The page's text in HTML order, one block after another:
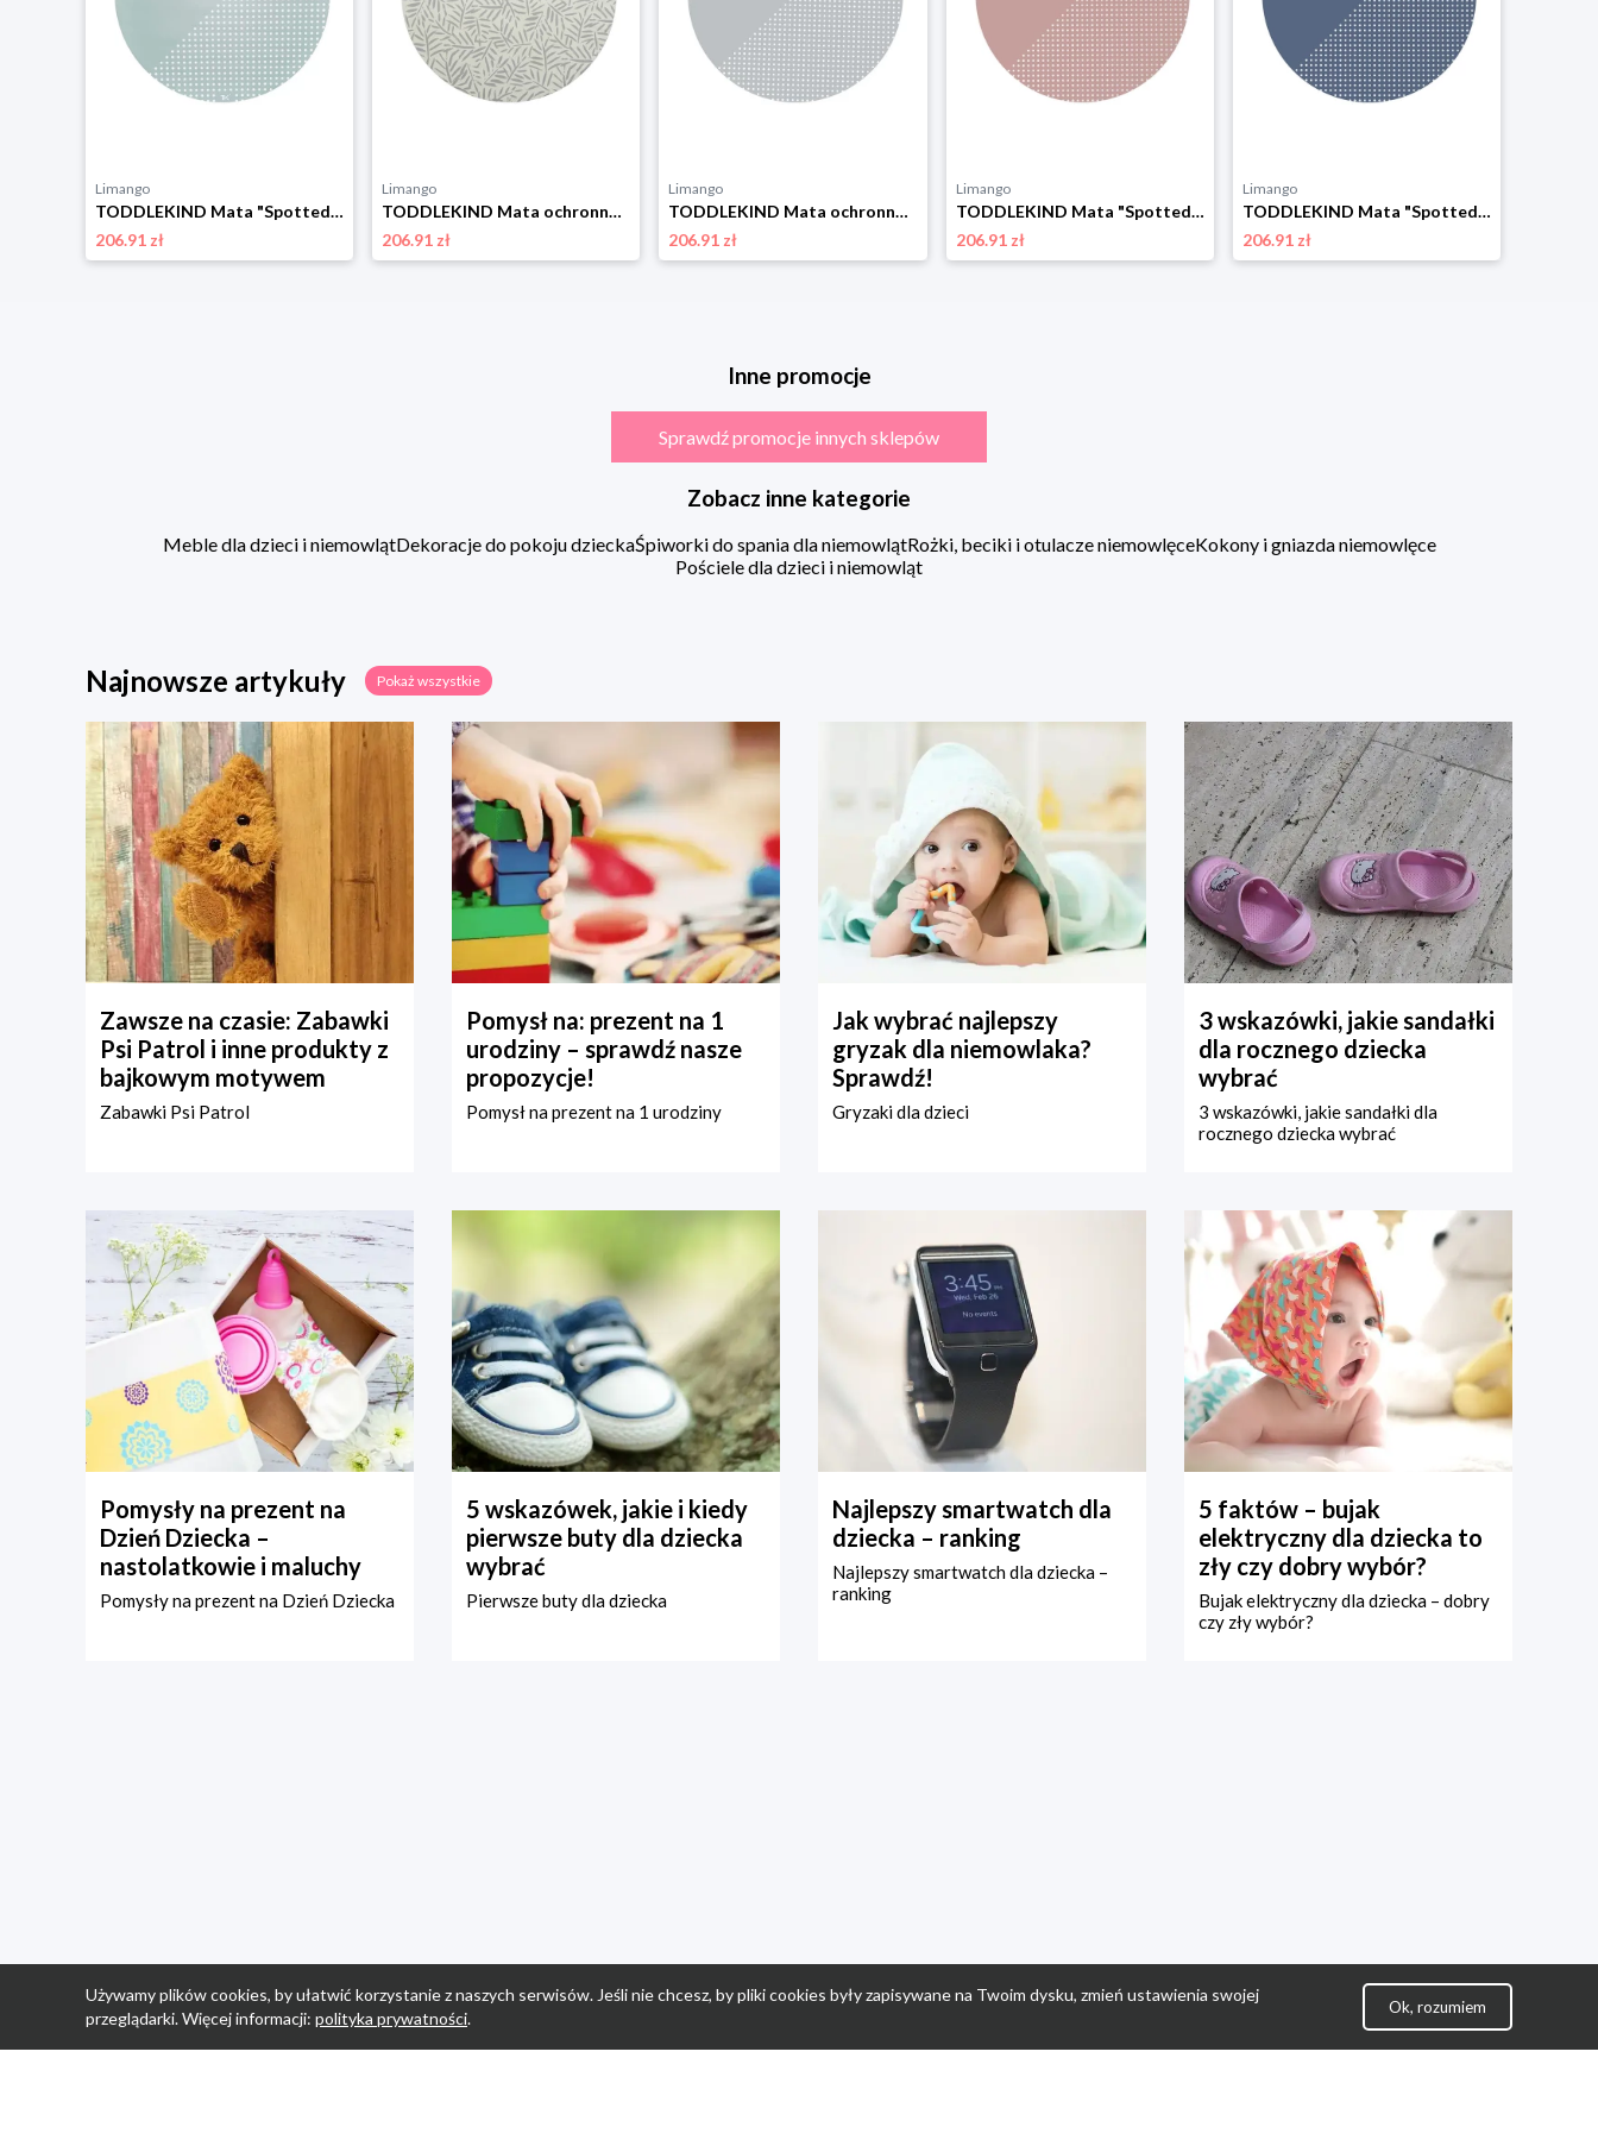
Limango
TODDLEKIND Mata "Spotted Moss" w kolorze błękitnym do zabawy - Ø 105 cm rozmiar: onesize
206.91 zł
Limango
TODDLEKIND Mata ochronna podłogowa w kolorze kremowym ze wzorem - Ø 105 cm rozmiar: onesize
206.91 zł
Limango
TODDLEKIND Mata ochronna podłogowa w kolorze szarym ze wzorem - Ø 105 cm rozmiar: onesize
206.91 zł
Limango
TODDLEKIND Mata "Spotted Dusky Rose" w kolorze jasnoróżowym do zabawy - Ø 105 cm rozmiar: onesize
206.91 zł
Limango
TODDLEKIND Mata "Spotted Blue Pansay" w kolorze niebieskim do zabawy - Ø 105 cm rozmiar: onesize
206.91 zł
Inne promocje
Sprawdź promocje innych sklepów
Zobacz inne kategorie
Meble dla dzieci i niemowlątDekoracje do pokoju dzieckaŚpiworki do spania dla niemowlątRożki, beciki i otulacze niemowlęceKokony i gniazda niemowlęce
Pościele dla dzieci i niemowląt
Najnowsze artykuły Pokaż wszystkie
Zawsze na czasie: Zabawki
Psi Patrol i inne produkty z
bajkowym motywem
Zabawki Psi Patrol
Pomysł na: prezent na 1
urodziny – sprawdź nasze
propozycje!
Pomysł na prezent na 1 urodziny
Jak wybrać najlepszy
gryzak dla niemowlaka?
Sprawdź!
Gryzaki dla dzieci
3 wskazówki, jakie sandałki
dla rocznego dziecka
wybrać
3 wskazówki, jakie sandałki dla
rocznego dziecka wybrać
Pomysły na prezent na
Dzień Dziecka –
nastolatkowie i maluchy
Pomysły na prezent na Dzień Dziecka
5 wskazówek, jakie i kiedy
pierwsze buty dla dziecka
wybrać
Pierwsze buty dla dziecka
Najlepszy smartwatch dla
dziecka – ranking
Najlepszy smartwatch dla dziecka –
ranking
5 faktów – bujak
elektryczny dla dziecka to
zły czy dobry wybór?
Bujak elektryczny dla dziecka – dobry
czy zły wybór?
Używamy plików cookies, by ułatwić korzystanie z naszych serwisów. Jeśli nie chcesz, by pliki cookies były zapisywane na Twoim dysku, zmień ustawienia swojej
przeglądarki. Więcej informacji: polityka prywatności.
Ok, rozumiem